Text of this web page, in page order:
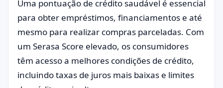
Uma pontuação de crédito saudável é essencial
para obter empréstimos, financiamentos e até
mesmo para realizar compras parceladas. Com
um Serasa Score elevado, os consumidores
têm acesso a melhores condições de crédito,
incluindo taxas de juros mais baixas e limites